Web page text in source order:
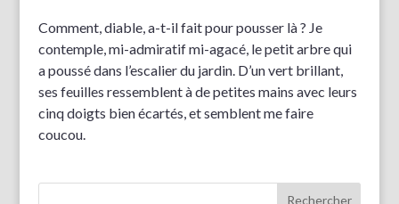
Comment, diable, a-t-il fait pour pousser là ? Je
contemple, mi-admiratif mi-agacé, le petit arbre qui
a poussé dans l’escalier du jardin. D’un vert brillant,
ses feuilles ressemblent à de petites mains avec leurs
cinq doigts bien écartés, et semblent me faire
coucou.